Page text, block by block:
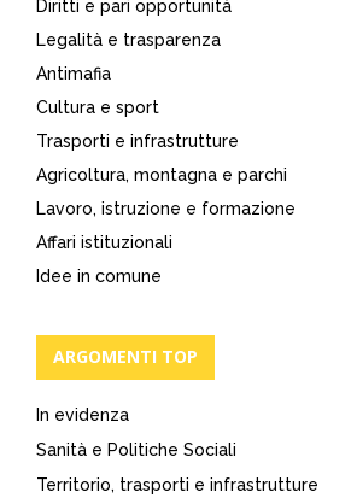
Diritti e pari opportunità
Legalità e trasparenza
Antimafia
Cultura e sport
Trasporti e infrastrutture
Agricoltura, montagna e parchi
Lavoro, istruzione e formazione
Affari istituzionali
Idee in comune
ARGOMENTI TOP
In evidenza
Sanità e Politiche Sociali
Territorio, trasporti e infrastrutture